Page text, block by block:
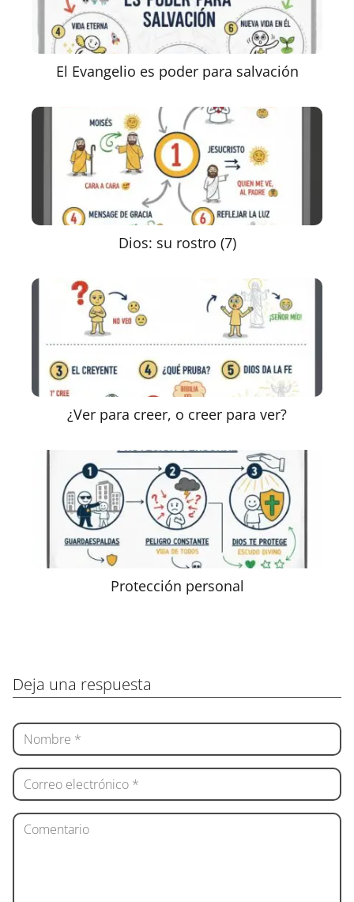
El Evangelio es poder para salvación
Dios: su rostro (7)
¿Ver para creer, o creer para ver?
Protección personal
Deja una respuesta